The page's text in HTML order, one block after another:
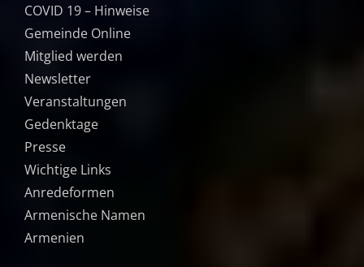
COVID 19 – Hinweise
Gemeinde Online
Mitglied werden
Newsletter
Veranstaltungen
Gedenktage
Presse
Wichtige Links
Anredeformen
Armenische Namen
Armenien